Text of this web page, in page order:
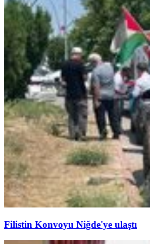
Filistin Konvoyu Niğde'ye ulaştı